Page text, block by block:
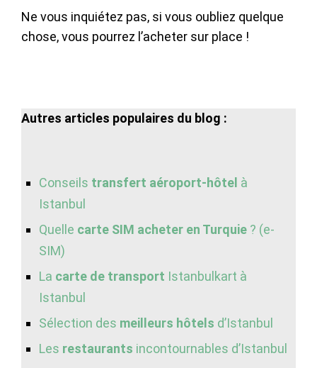
Ne vous inquiétez pas, si vous oubliez quelque
chose, vous pourrez l’acheter sur place !
Autres articles populaires du blog :
Conseils transfert aéroport-hôtel à
Istanbul
Quelle carte SIM acheter en Turquie ? (e-
SIM)
La carte de transport Istanbulkart à
Istanbul
Sélection des meilleurs hôtels d’Istanbul
Les restaurants incontournables d’Istanbul